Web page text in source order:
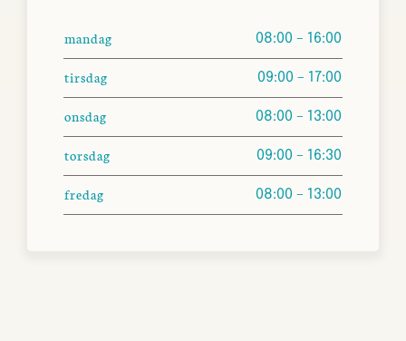
mandag 08:00 – 16:00
tirsdag 09:00 – 17:00
onsdag 08:00 – 13:00
torsdag 09:00 – 16:30
fredag 08:00 – 13:00